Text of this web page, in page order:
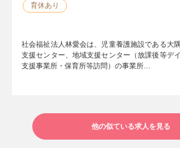
育休あり
社会福祉法人林愛会は、児童養護施設である大
支援センター、地域支援センター（放課後等デ
支援事業所・保育所等訪問）の事業所…
他の似ている求人を見る